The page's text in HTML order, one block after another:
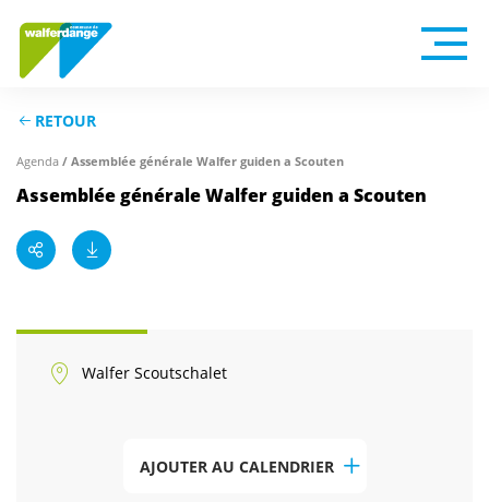
RETOUR
Agenda / Assemblée générale Walfer guiden a Scouten
Assemblée générale Walfer guiden a Scouten
Walfer Scoutschalet
AJOUTER AU CALENDRIER